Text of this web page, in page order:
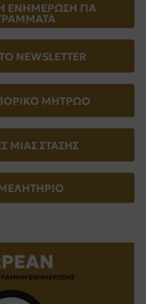
ΕΝΗΜΕΡΩΣΗ ΓΙΑ
NEWSLETTER
ΜΗΤΡΩΟ
ΜΙΑΣ ΣΤΑΣΗΣ